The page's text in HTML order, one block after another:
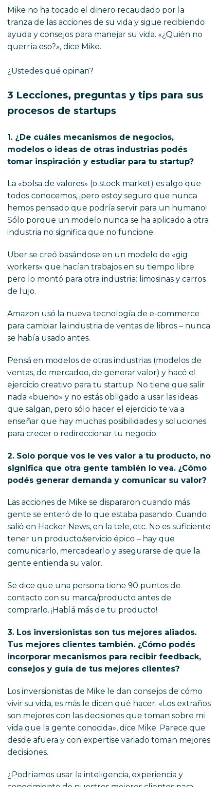
Mike no ha tocado el dinero recaudado por la
tranza de las acciones de su vida y sigue recibiendo
ayuda y consejos para manejar su vida. «¿Quién no
querría eso?», dice Mike.
¿Ustedes qué opinan?
3 Lecciones, preguntas y tips para sus
procesos de startups
1. ¿De cuáles mecanismos de negocios,
modelos o ideas de otras industrias podés
tomar inspiración y estudiar para tu startup?
La «bolsa de valores» (o stock market) es algo que
todos conocemos, ¡pero estoy seguro que nunca
hemos pensado que podría servir para un humano!
Sólo porque un modelo nunca se ha aplicado a otra
industria no significa que no funcione.
Uber se creó basándose en un modelo de «gig
workers» que hacían trabajos en su tiempo libre
pero lo montó para otra industria: limosinas y carros
de lujo.
Amazon usó la nueva tecnología de e-commerce
para cambiar la industria de ventas de libros – nunca
se había usado antes.
Pensá en modelos de otras industrias (modelos de
ventas, de mercadeo, de generar valor) y hacé el
ejercicio creativo para tu startup. No tiene que salir
nada «bueno» y no estás obligado a usar las ideas
que salgan, pero sólo hacer el ejercicio te va a
enseñar que hay muchas posibilidades y soluciones
para crecer o redireccionar tu negocio.
2. Solo porque vos le ves valor a tu producto, no
significa que otra gente también lo vea. ¿Cómo
podés generar demanda y comunicar su valor?
Las acciones de Mike se dispararon cuando más
gente se enteró de lo que estaba pasando. Cuando
salió en Hacker News, en la tele, etc. No es suficiente
tener un producto/servicio épico – hay que
comunicarlo, mercadearlo y asegurarse de que la
gente entienda su valor.
Se dice que una persona tiene 90 puntos de
contacto con su marca/producto antes de
comprarlo. ¡Hablá más de tu producto!
3. Los inversionistas son tus mejores aliados.
Tus mejores clientes también. ¿Cómo podés
incorporar mecanismos para recibir feedback,
consejos y guía de tus mejores clientes?
Los inversionistas de Mike le dan consejos de cómo
vivir su vida, es más le dicen qué hacer. «Los extraños
son mejores con las decisiones que toman sobre mi
vida que la gente conocida», dice Mike. Parece que
desde afuera y con expertise variado toman mejores
decisiones.
¿Podríamos usar la inteligencia, experiencia y